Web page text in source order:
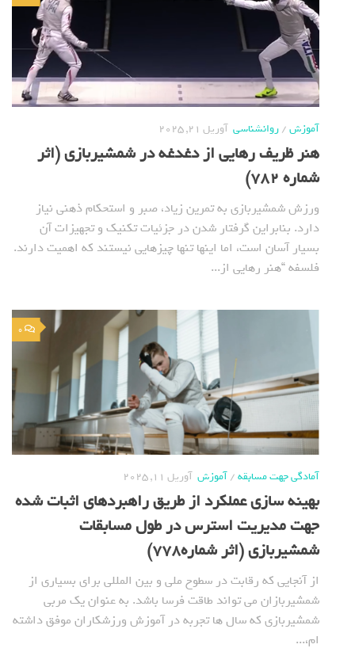
آموزش/روانشناسی آوریل 21, 2025
هنر ظریف رهایی از دغدغه در شمشیربازی (اثر
شماره 782)
ورزش شمشیربازی به تمرین زیاد، صبر و استحکام ذهنی نیاز
دارد. بنابراین گرفتار شدن در جزئیات تکنیک و تجهیزات آن
بسیار آسان است، اما اینها تنها چیزهایی نیستند که اهمیت دارند.
فلسفه “هنر رهایی از...
0
آمادگی جهت مسابقه/آموزش آوریل 11, 2025
بهینه سازی عملکرد از طریق راهبردهای اثبات شده
جهت مدیریت استرس در طول مسابقات
شمشیربازی (اثر شماره778)
از آنجایی که رقابت در سطوح ملی و بین المللی برای بسیاری از
شمشیربازان می تواند طاقت فرسا باشد. به عنوان یک مربی
شمشیربازی که سال ها تجربه در آموزش ورزشکاران موفق داشته
ام،...